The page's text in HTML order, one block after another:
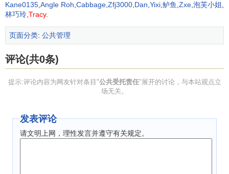
批准的预算，并披露预算执行情况的信息：此外，政府主动
披露信息以说服潜在的投资者(如
者)为其提供财务资源。潜在的投资者需要会计信息预测政府
的履行。若 委托人
财务信息。为明确受托责任，政府需要提供以下信息：1.守
法和管理 信息 提供这方面信息以便公众评价政府是否按照法
定预算、法律法规或合约(如拨款、财务限制条款)取得和使用
况。2.财政状况的信息。包括：收入来源和类型的信息、资
源的分配和使用的信息、收入补偿日常业务成本足够程度的
Kane0135 Angle Roh Cabbage Zfj3000 Dan Yixi 鲈鱼 Zxe 泡芙小姐
林巧玲 Tracy.
页面分类: 公共管理
评论(共0条)
提示:评论内容为网友针对条目"公共受托责任"展开的讨论，与本站观点立
场无关。
发表评论
请文明上网，理性发言并遵守有关规定。